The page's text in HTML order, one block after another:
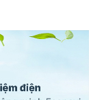
Panorama
đông tinh thể bạc